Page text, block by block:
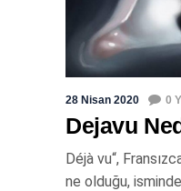
28 Nisan 2020 0
Dejavu
Déjà vu“,
ne olduğu,